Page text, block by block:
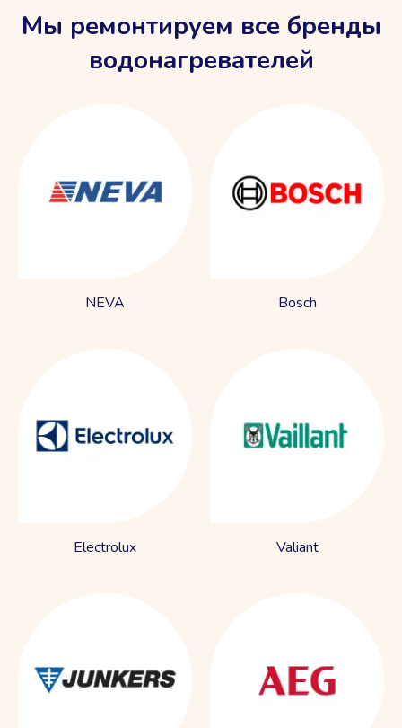
Мы ремонтируем все бренды
водонагревателей
NEVA Bosch
Electrolux Valiant